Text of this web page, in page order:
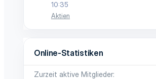
10:35
Aktien
Online-Statistiken
Zurzeit aktive Mitglieder